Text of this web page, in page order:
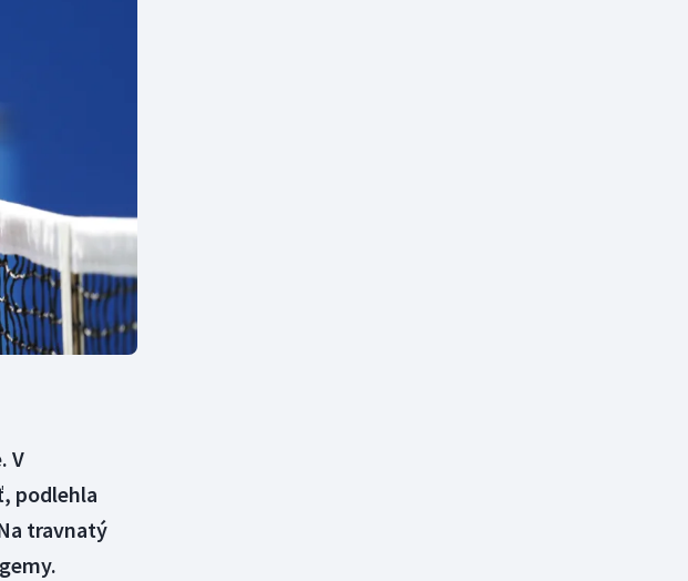
Ostatní
V
podlehla
travnatý